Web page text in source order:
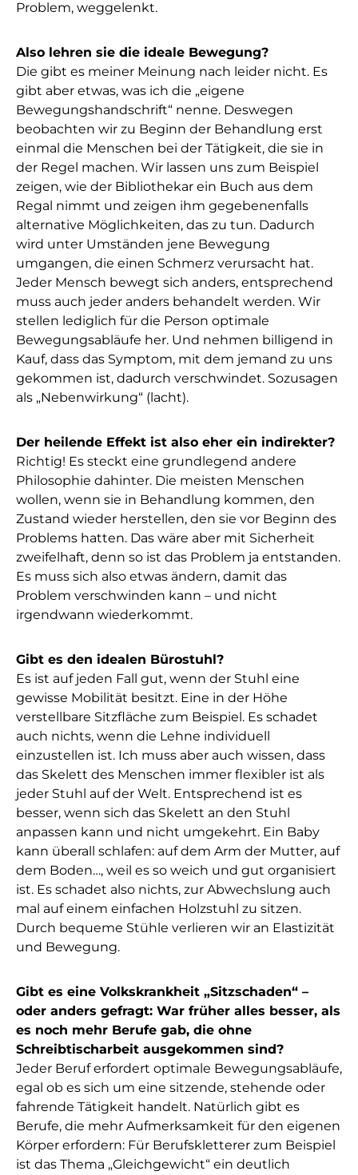
Problem, weggelenkt.
Also lehren sie die ideale Bewegung?
Die gibt es meiner Meinung nach leider nicht. Es
gibt aber etwas, was ich die „eigene
Bewegungshandschrift“ nenne. Deswegen
beobachten wir zu Beginn der Behandlung erst
einmal die Menschen bei der Tätigkeit, die sie in
der Regel machen. Wir lassen uns zum Beispiel
zeigen, wie der Bibliothekar ein Buch aus dem
Regal nimmt und zeigen ihm gegebenenfalls
alternative Möglichkeiten, das zu tun. Dadurch
wird unter Umständen jene Bewegung
umgangen, die einen Schmerz verursacht hat.
Jeder Mensch bewegt sich anders, entsprechend
muss auch jeder anders behandelt werden. Wir
stellen lediglich für die Person optimale
Bewegungsabläufe her. Und nehmen billigend in
Kauf, dass das Symptom, mit dem jemand zu uns
gekommen ist, dadurch verschwindet. Sozusagen
als „Nebenwirkung“ (lacht).
Der heilende Effekt ist also eher ein indirekter?
Richtig! Es steckt eine grundlegend andere
Philosophie dahinter. Die meisten Menschen
wollen, wenn sie in Behandlung kommen, den
Zustand wieder herstellen, den sie vor Beginn des
Problems hatten. Das wäre aber mit Sicherheit
zweifelhaft, denn so ist das Problem ja entstanden.
Es muss sich also etwas ändern, damit das
Problem verschwinden kann – und nicht
irgendwann wiederkommt.
Gibt es den idealen Bürostuhl?
Es ist auf jeden Fall gut, wenn der Stuhl eine
gewisse Mobilität besitzt. Eine in der Höhe
verstellbare Sitzfläche zum Beispiel. Es schadet
auch nichts, wenn die Lehne individuell
einzustellen ist. Ich muss aber auch wissen, dass
das Skelett des Menschen immer flexibler ist als
jeder Stuhl auf der Welt. Entsprechend ist es
besser, wenn sich das Skelett an den Stuhl
anpassen kann und nicht umgekehrt. Ein Baby
kann überall schlafen: auf dem Arm der Mutter, auf
dem Boden…, weil es so weich und gut organisiert
ist. Es schadet also nichts, zur Abwechslung auch
mal auf einem einfachen Holzstuhl zu sitzen.
Durch bequeme Stühle verlieren wir an Elastizität
und Bewegung.
Gibt es eine Volkskrankheit „Sitzschaden“ –
oder anders gefragt: War früher alles besser, als
es noch mehr Berufe gab, die ohne
Schreibtischarbeit ausgekommen sind?
Jeder Beruf erfordert optimale Bewegungsabläufe,
egal ob es sich um eine sitzende, stehende oder
fahrende Tätigkeit handelt. Natürlich gibt es
Berufe, die mehr Aufmerksamkeit für den eigenen
Körper erfordern: Für Berufskletterer zum Beispiel
ist das Thema „Gleichgewicht“ ein deutlich